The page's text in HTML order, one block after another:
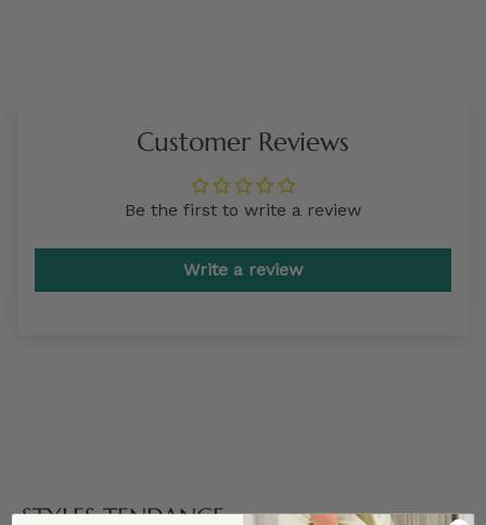
Customer Reviews
Be the first to write a review
Write a review
STYLES TENDANCE